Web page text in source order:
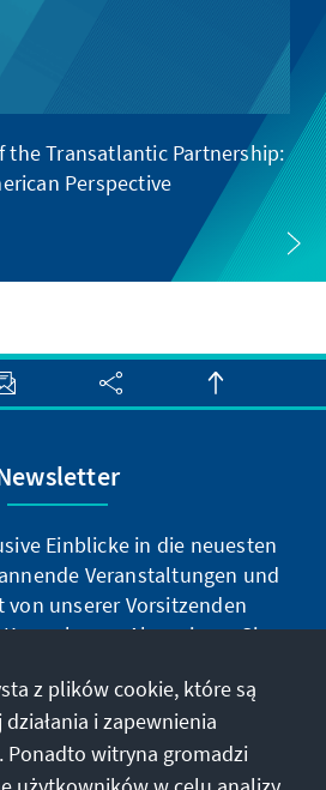
the Transatlantic Partnership:
Perspective
Einblicke in die neuesten
Veranstaltungen und
von unserer Vorsitzenden
Abonnieren Sie
Laufenden.
abonnieren
z plików cookie, które są
i zapewnienia
Ponadto witryna gromadzi